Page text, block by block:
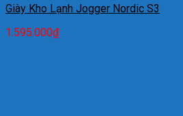
Giày Kho Lạnh Jogger Nordic S3
1.595.000₫